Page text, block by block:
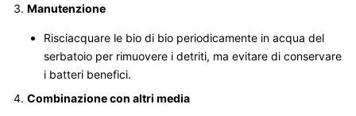
Manutenzione
Risciacquare le bio di bio periodicamente in acqua del
serbatoio per rimuovere i detriti, ma evitare di conservare
i batteri benefici.
Combinazione con altri media